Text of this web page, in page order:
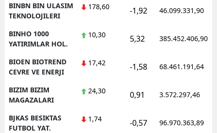
BINBN BIN ULASIM
TEKNOLOJILERI
178,60 -1,92 46.099.331,90
BINHO 1000
YATIRIMLAR HOL.
10,30 5,32 385.452.406,90
BIOEN BIOTREND
CEVRE VE ENERJI
17,42 -1,58 68.461.191,64
BIZIM BIZIM
MAGAZALARI
24,30 0,91 3.572.297,46
BJKAS BESIKTAS
FUTBOL YAT.
1,74 -0,57 96.970.363,89